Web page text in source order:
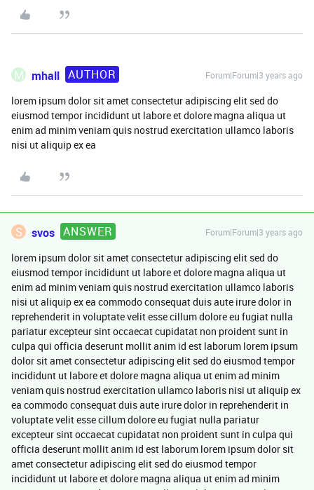
M mhall AUTHOR Forum|Forum|3 years ago
lorem ipsum dolor sit amet consectetur adipiscing elit sed do
eiusmod tempor incididunt ut labore et dolore magna aliqua ut
enim ad minim veniam quis nostrud exercitation ullamco laboris
nisi ut aliquip ex ea
S svos ANSWER Forum|Forum|3 years ago
lorem ipsum dolor sit amet consectetur adipiscing elit sed do
eiusmod tempor incididunt ut labore et dolore magna aliqua ut
enim ad minim veniam quis nostrud exercitation ullamco laboris
nisi ut aliquip ex ea commodo consequat duis aute irure dolor in
reprehenderit in voluptate velit esse cillum dolore eu fugiat nulla
pariatur excepteur sint occaecat cupidatat non proident sunt in
culpa qui officia deserunt mollit anim id est laborum lorem ipsum
dolor sit amet consectetur adipiscing elit sed do eiusmod tempor
incididunt ut labore et dolore magna aliqua ut enim ad minim
veniam quis nostrud exercitation ullamco laboris nisi ut aliquip ex
ea commodo consequat duis aute irure dolor in reprehenderit in
voluptate velit esse cillum dolore eu fugiat nulla pariatur
excepteur sint occaecat cupidatat non proident sunt in culpa qui
officia deserunt mollit anim id est laborum lorem ipsum dolor sit
amet consectetur adipiscing elit sed do eiusmod tempor
incididunt ut labore et dolore magna aliqua ut enim ad minim